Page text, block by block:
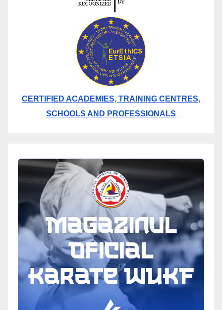
CERTIFIED ACADEMIES, TRAINING CENTRES,
SCHOOLS AND PROFESSIONALS